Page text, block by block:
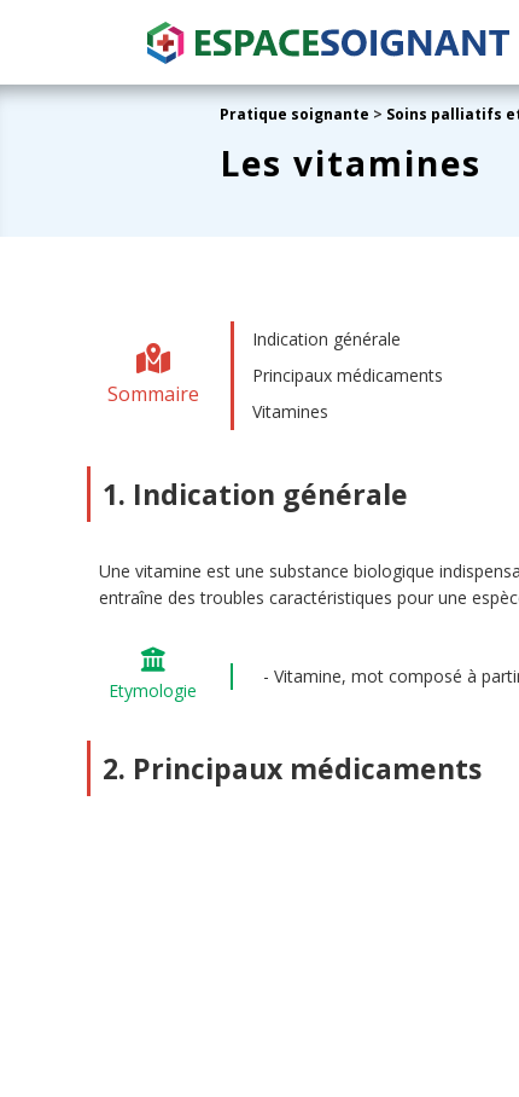
Pratique soignante > Soins palliatifs
Les vitamines
Sommaire
Indication générale
Principaux médicaments
Vitamines
1. Indication générale
Une vitamine est une substance biologique
entraîne des troubles caractéristiques pour une
Etymologie
Vitamine, mot composé à
2. Principaux médicaments